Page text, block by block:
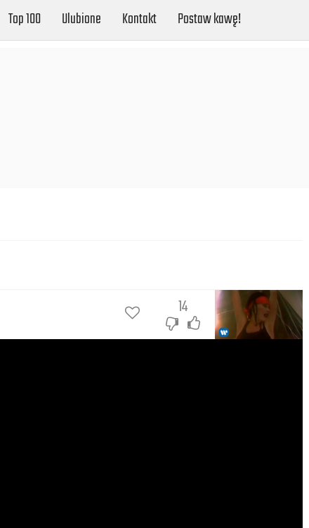
Top 100 Ulubione Kontakt Postaw kawę!
14